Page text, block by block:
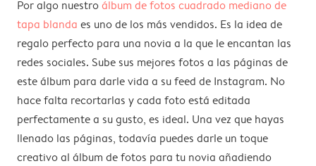
Por algo nuestroálbum de fotos cuadrado mediano de
tapa blanda es uno de los más vendidos. Es la idea de
regalo perfecto para una novia a la que le encantan las
redes sociales. Sube sus mejores fotos a las páginas de
este álbum para darle vida a su feed de Instagram. No
hace falta recortarlas y cada foto está editada
perfectamente a su gusto, es ideal. Una vez que hayas
llenado las páginas, todavía puedes darle un toque
creativo al álbum de fotos para tu novia añadiendo